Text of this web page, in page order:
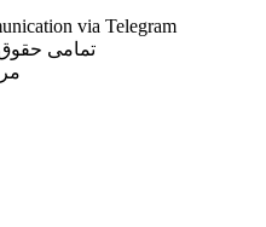
via Telegram
تمامی